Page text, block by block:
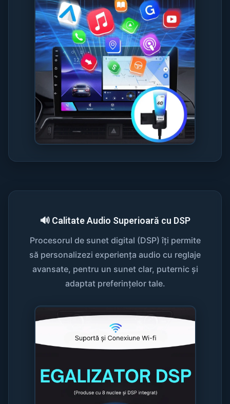
🔊 Calitate Audio Superioară cu DSP
Procesorul de sunet digital (DSP) îți permite
să personalizezi experiența audio cu reglaje
avansate, pentru un sunet clar, puternic și
adaptat preferințelor tale.